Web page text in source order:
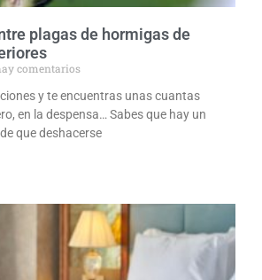
plagas de hormigas de
comentarios
y te encuentras unas cuantas
en la despensa… Sabes que hay un
que deshacerse